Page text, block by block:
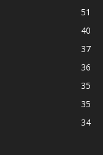
51
40
37
36
35
35
34